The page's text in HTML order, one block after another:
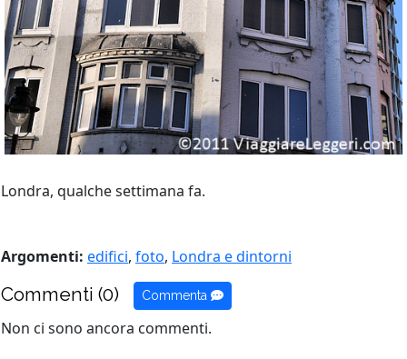
Londra, qualche settimana fa.
Argomenti: edifici, foto, Londra e dintorni
Commenti (0) Commenta
Non ci sono ancora commenti.